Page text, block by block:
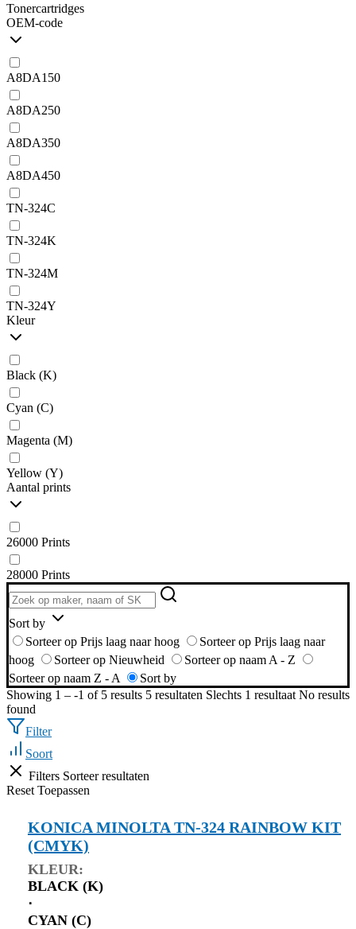
Tonercartridges
OEM-code
A8DA150
A8DA250
A8DA350
A8DA450
TN-324C
TN-324K
TN-324M
TN-324Y
Kleur
Black (K)
Cyan (C)
Magenta (M)
Yellow (Y)
Aantal prints
26000 Prints
28000 Prints
Sort by
Sorteer op Prijs laag naar hoog
Sorteer op Prijs laag naar
hoog
Sorteer op Nieuwheid
Sorteer op naam A - Z
Sorteer op naam Z - A
Sort by
Showing 1 – -1 of 5 results 5 resultaten Slechts 1 resultaat No results
found
Filter
Soort
Filters Sorteer resultaten
Reset Toepassen
KONICA MINOLTA TN-324 RAINBOW KIT
(CMYK)
KLEUR:
BLACK (K)
⋅
CYAN (C)